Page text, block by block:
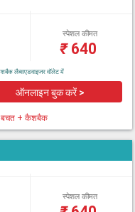
स्पेशल कीमत
₹640
लैब्सएडवाइजर वॉलेट में
ऑनलाइन बुक करें >
+ कैशबैक
स्पेशल कीमत